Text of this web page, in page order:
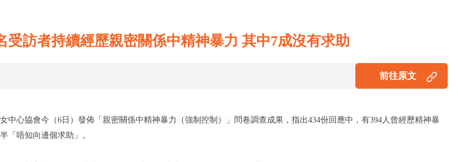
受訪者持續經歷親密關係中精神暴力 其中7成沒有求助
前往原文
心協會今（6日）發佈「親密關係中精神暴力（強制控制）」問卷調查成果，指出434份回應中，有394人曾經歷精神暴
「唔知向邊個求助」。